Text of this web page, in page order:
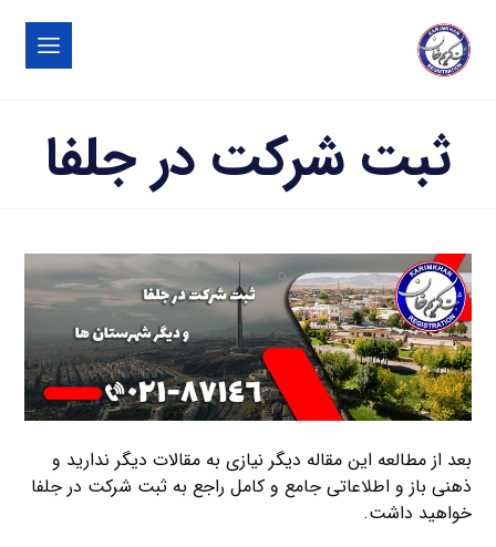
ثبت شرکت در جلفا
بعد از مطالعه این مقاله دیگر نیازی به مقالات دیگر ندارید و
ذهنی باز و اطلاعاتی جامع و کامل راجع به ثبت شرکت در جلفا
خواهید داشت.